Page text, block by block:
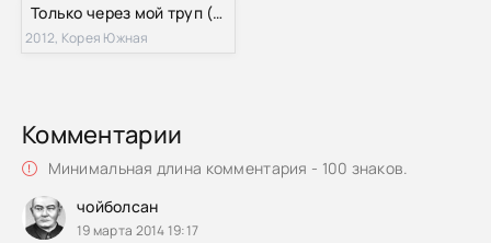
Только через мой труп (2012)
2012, Корея Южная
Комментарии
Минимальная длина комментария - 100 знаков.
чойболсан
19 марта 2014 19:17